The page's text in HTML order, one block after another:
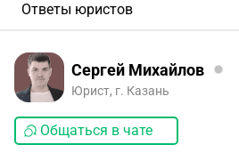
Ответы юристов
Сергей Михайлов
Юрист, г. Казань
Общаться в чате